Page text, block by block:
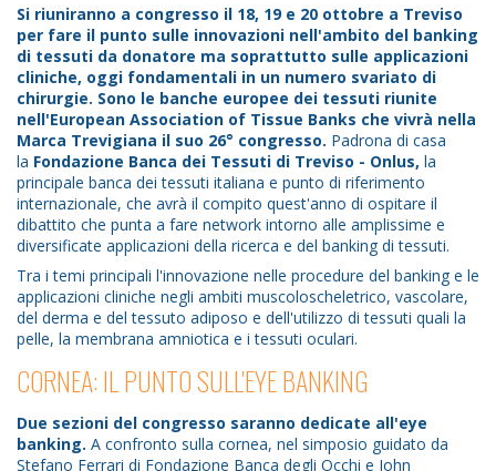
Si riuniranno a congresso il 18, 19 e 20 ottobre a Treviso
per fare il punto sulle innovazioni nell'ambito del banking
di tessuti da donatore ma soprattutto sulle applicazioni
cliniche, oggi fondamentali in un numero svariato di
chirurgie. Sono le banche europee dei tessuti riunite
nell'European Association of Tissue Banks che vivrà nella
Marca Trevigiana il suo 26° congresso. Padrona di casa
la Fondazione Banca dei Tessuti di Treviso - Onlus, la
principale banca dei tessuti italiana e punto di riferimento
internazionale, che avrà il compito quest'anno di ospitare il
dibattito che punta a fare network intorno alle amplissime e
diversificate applicazioni della ricerca e del banking di tessuti.
Tra i temi principali l'innovazione nelle procedure del banking e le
applicazioni cliniche negli ambiti muscoloscheletrico, vascolare,
del derma e del tessuto adiposo e dell'utilizzo di tessuti quali la
pelle, la membrana amniotica e i tessuti oculari.
CORNEA: IL PUNTO SULL'EYE BANKING
Due sezioni del congresso saranno dedicate all'eye
banking. A confronto sulla cornea, nel simposio guidato da
Stefano Ferrari di Fondazione Banca degli Occhi e John